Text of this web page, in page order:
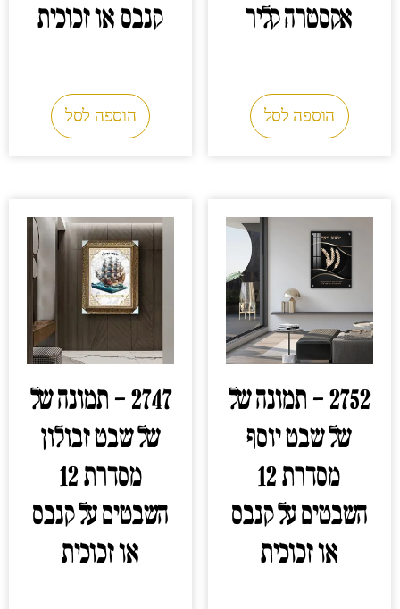
אקסטרה קליר
הוספה לסל
קנבס או זכוכית
הוספה לסל
2752 – תמונה של
של שבט יוסף
מסדרת 12
השבטים על קנבס
או זכוכית
2747 – תמונה של
של שבט זבולון
מסדרת 12
השבטים על קנבס
או זכוכית